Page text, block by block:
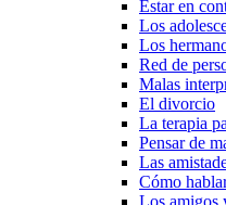
Estar en
Los
Los
Red de
Malas
El divorcio
La terapia
Pensar de
Las
Cómo
Los amigos